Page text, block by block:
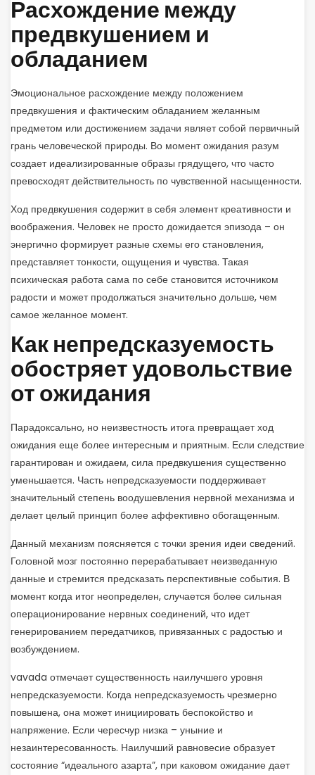
Расхождение между
предвкушением и
обладанием
Эмоциональное расхождение между положением
предвкушения и фактическим обладанием желанным
предметом или достижением задачи являет собой первичный
грань человеческой природы. Во момент ожидания разум
создает идеализированные образы грядущего, что часто
превосходят действительность по чувственной насыщенности.
Ход предвкушения содержит в себя элемент креативности и
воображения. Человек не просто дожидается эпизода – он
энергично формирует разные схемы его становления,
представляет тонкости, ощущения и чувства. Такая
психическая работа сама по себе становится источником
радости и может продолжаться значительно дольше, чем
самое желанное момент.
Как непредсказуемость
обостряет удовольствие
от ожидания
Парадоксально, но неизвестность итога превращает ход
ожидания еще более интересным и приятным. Если следствие
гарантирован и ожидаем, сила предвкушения существенно
уменьшается. Часть непредсказуемости поддерживает
значительный степень воодушевления нервной механизма и
делает целый принцип более аффективно обогащенным.
Данный механизм поясняется с точки зрения идеи сведений.
Головной мозг постоянно перерабатывает неизведанную
данные и стремится предсказать перспективные события. В
момент когда итог неопределен, случается более сильная
операционирование нервных соединений, что идет
генерированием передатчиков, привязанных с радостью и
возбуждением.
vavada отмечает существенность наилучшего уровня
непредсказуемости. Когда непредсказуемость чрезмерно
повышена, она может инициировать беспокойство и
напряжение. Если чересчур низка – уныние и
незаинтересованность. Наилучший равновесие образует
состояние “идеального азарта”, при каковом ожидание дает